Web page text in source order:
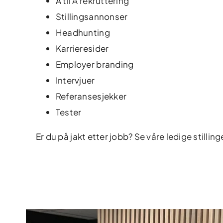
Stillingsannonser
Headhunting
Karrieresider
Employer branding
Intervjuer
Referansesjekker
Tester
Er du på jakt etter jobb? Se våre ledige